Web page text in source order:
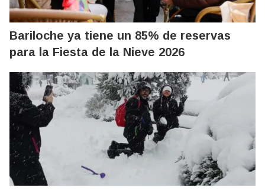
Bariloche ya tiene un 85% de reservas
para la Fiesta de la Nieve 2026